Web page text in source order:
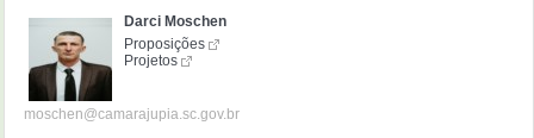
Darci Moschen
Proposições
Projetos
moschen@camarajupia.sc.gov.br